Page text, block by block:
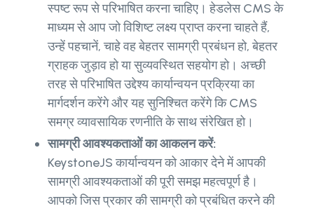
स्पष्ट रूप से परिभाषित करना चाहिए। हेडलेस CMS के
माध्यम से आप जो विशिष्ट लक्ष्य प्राप्त करना चाहते हैं,
उन्हें पहचानें, चाहे वह बेहतर सामग्री प्रबंधन हो, बेहतर
ग्राहक जुड़ाव हो या सुव्यवस्थित सहयोग हो। अच्छी
तरह से परिभाषित उद्देश्य कार्यान्वयन प्रक्रिया का
मार्गदर्शन करेंगे और यह सुनिश्चित करेंगे कि CMS
समग्र व्यावसायिक रणनीति के साथ संरेखित हो।
सामग्री आवश्यकताओं का आकलन करें:
KeystoneJS कार्यान्वयन को आकार देने में आपकी
सामग्री आवश्यकताओं की पूरी समझ महत्वपूर्ण है।
आपको जिस प्रकार की सामग्री को प्रबंधित करने की